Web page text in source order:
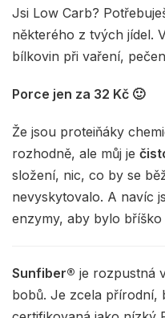
Jsi Low Carb?
některého z tvých jídel.
bílkovin při vaření,
Porce jen za 32 Kč 🙂
Že jsou proteiňáky
rozhodně, ale můj je
složení, nic, co by se
nevyskytovalo. A navíc
enzymy, aby bylo bříško
Sunfiber® je rozpustná
bobů. Je zcela přírodní,